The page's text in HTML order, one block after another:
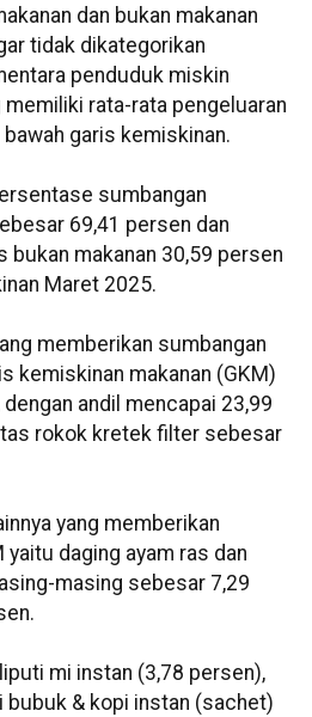
dan bukan makanan
tidak dikategorikan
penduduk miskin
memiliki rata-rata pengeluaran
garis kemiskinan.
sumbangan
69,41 persen dan
bukan makanan 30,59 persen
Maret 2025.
memberikan sumbangan
kemiskinan makanan (GKM)
andil mencapai 23,99
rokok kretek filter sebesar
yang memberikan
yaitu daging ayam ras dan
masing sebesar 7,29
mi instan (3,78 persen),
bubuk & kopi instan (sachet)